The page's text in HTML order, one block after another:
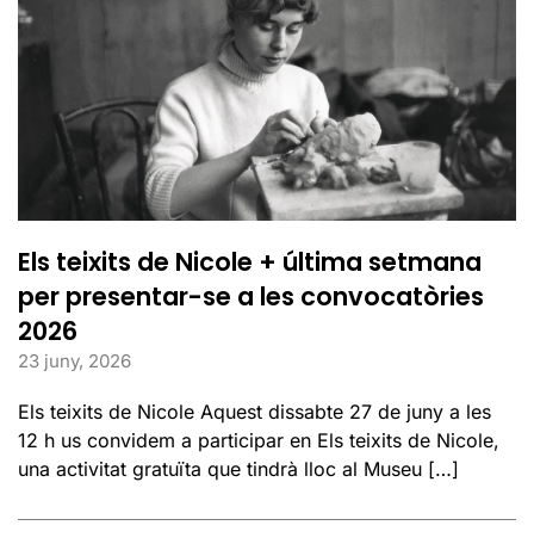
Els teixits de Nicole + última setmana
per presentar-se a les convocatòries
2026
23 juny, 2026
Els teixits de Nicole Aquest dissabte 27 de juny a les
12 h us convidem a participar en Els teixits de Nicole,
una activitat gratuïta que tindrà lloc al Museu […]